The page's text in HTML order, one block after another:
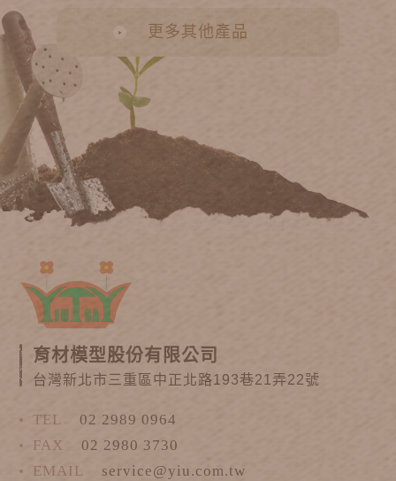
更多其他產品
育材模型股份有限公司
台灣新北市三重區中正北路193巷21弄22號
TEL
02 2989 0964
FAX
02 2980 3730
EMAIL
service@yiu.com.tw